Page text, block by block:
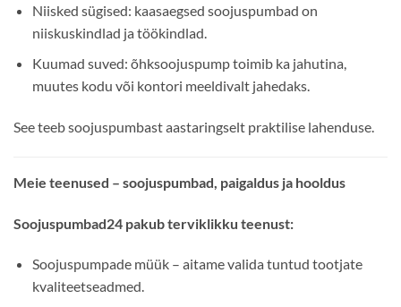
Niisked sügised: kaasaegsed soojuspumbad on
niiskuskindlad ja töökindlad.
Kuumad suved: õhksoojuspump toimib ka jahutina,
muutes kodu või kontori meeldivalt jahedaks.
See teeb soojuspumbast aastaringselt praktilise lahenduse.
Meie teenused – soojuspumbad, paigaldus ja hooldus
Soojuspumbad24 pakub terviklikku teenust:
Soojuspumpade müük – aitame valida tuntud tootjate
kvaliteetseadmed.